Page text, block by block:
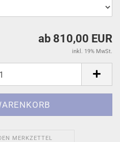
ab 810,00 EUR
inkl. 19% MwSt.
MERKZETTEL